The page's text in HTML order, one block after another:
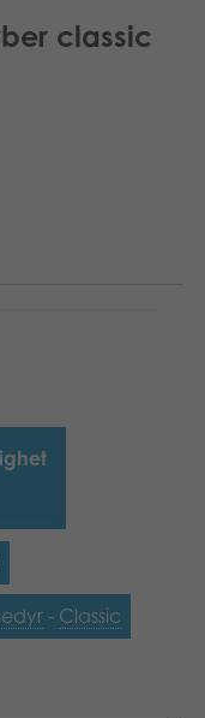
classic
- Classic